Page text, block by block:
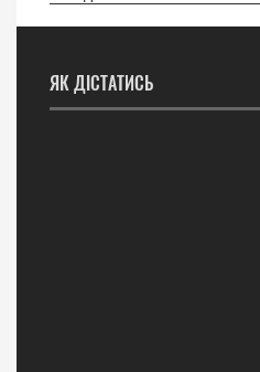
ЯК ДІСТАТИСЬ